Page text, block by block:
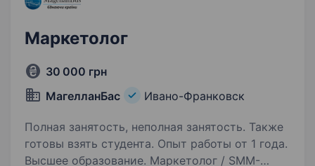
Маркетолог
30 000 грн
МагелланБас
Ивано-Франковск
Полная занятость, неполная занятость. Также
готовы взять студента. Опыт работы от 1 года.
Высшее образование. Маркетолог / SMM-